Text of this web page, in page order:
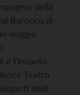
della
Barocco di
viaggio
e l’incanto
Teatro
abiti